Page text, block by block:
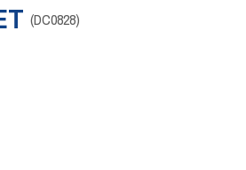
(DC0828)